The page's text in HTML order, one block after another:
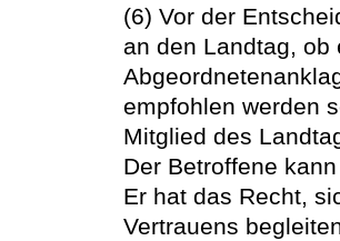
(6) Vor der
an den Landtag, ob
empfohlen werden
Mitglied des
Der Betroffene
Er hat das Recht,
Vertrauens